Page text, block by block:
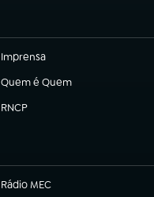
Imprensa
(abre em nova aba)
Quem é Quem
(abre em nova aba)
RNCP
(abre em nova aba)
Rádio MEC
(abre em nova aba)